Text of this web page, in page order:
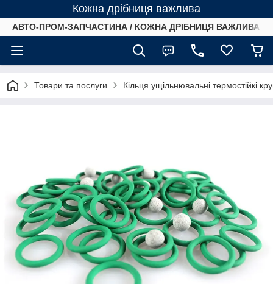
Кожна дрібниця важлива
АВТО-ПРОМ-ЗАПЧАСТИНА / КОЖНА ДРІБНИЦЯ ВАЖЛИВА /
Товари та послуги Кільця ущільнювальні термостійкі